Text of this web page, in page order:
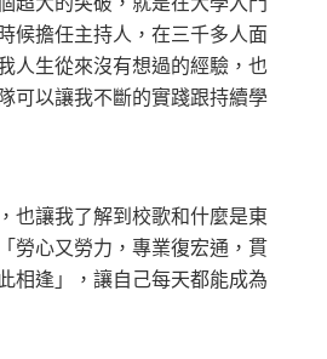
候擔任主持人，在三千多人面
人生從來沒有想過的經驗，也
可以讓我不斷的實踐跟持續學
讓我了解到校歌和什麼是東
勞心又勞力，專業復宏通，貫
相逢」，讓自己每天都能成為